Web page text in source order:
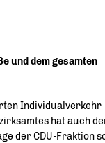
und dem gesamten
Individualverkehr
hat auch
der CDU-Fraktion